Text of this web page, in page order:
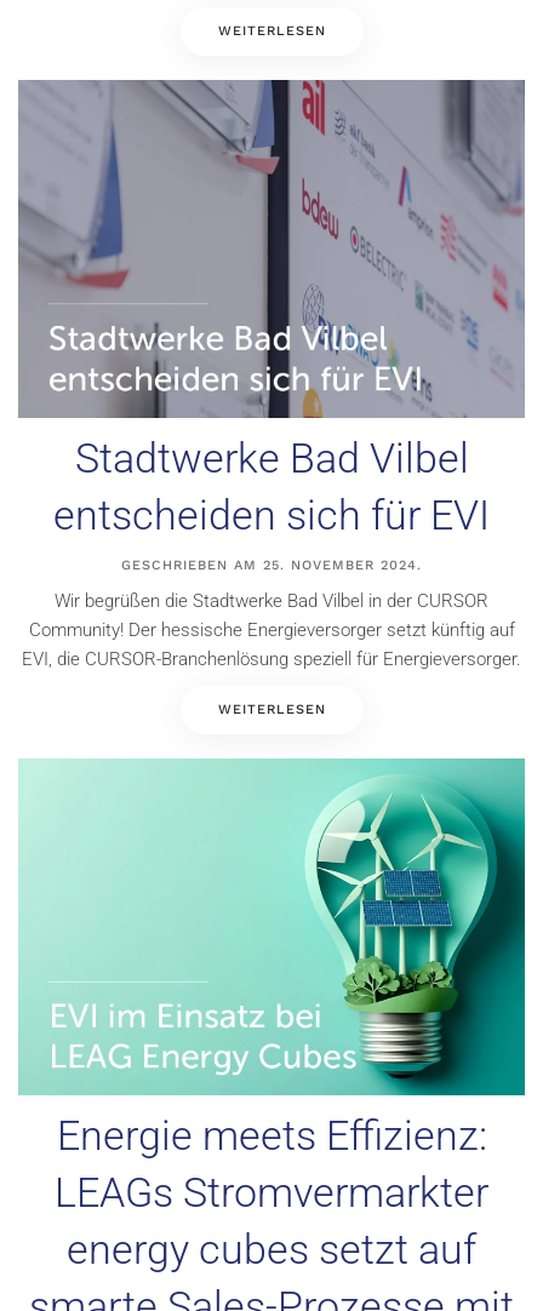
WEITERLESEN
Stadtwerke Bad Vilbel
entscheiden sich für EVI
GESCHRIEBEN AM 25. NOVEMBER 2024.
Wir begrüßen die Stadtwerke Bad Vilbel in der CURSOR
Community! Der hessische Energieversorger setzt künftig auf
EVI, die CURSOR-Branchenlösung speziell für Energieversorger.
WEITERLESEN
Energie meets Effizienz:
LEAGs Stromvermarkter
energy cubes setzt auf